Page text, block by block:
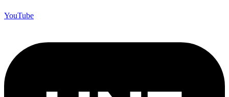
YouTube